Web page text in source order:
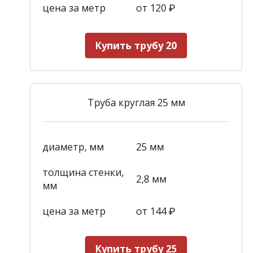
цена за метр от 120 ₽
Купить трубу 20
Труба круглая 25 мм
диаметр, мм
25 мм
толщина стенки,
мм
2,8 мм
цена за метр от 144₽
Купить трубу 25